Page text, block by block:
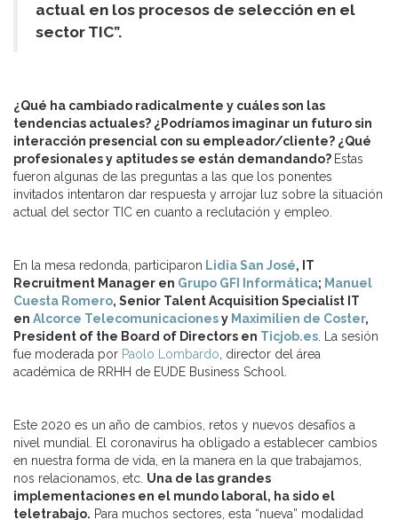
actual en los procesos de selección en el
sector TIC”.
¿Qué ha cambiado radicalmente y cuáles son las
tendencias actuales? ¿Podríamos imaginar un futuro sin
interacción presencial con su empleador/cliente? ¿Qué
profesionales y aptitudes se están demandando? Estas
fueron algunas de las preguntas a las que los ponentes
invitados intentaron dar respuesta y arrojar luz sobre la situación
actual del sector TIC en cuanto a reclutación y empleo.
En la mesa redonda, participaron Lidia San José, IT
Recruitment Manager en Grupo GFI Informática; Manuel
Cuesta Romero, Senior Talent Acquisition Specialist IT
en Alcorce Telecomunicacionesy Maximilien de Coster,
President of the Board of Directors en Ticjob.es . La sesión
fue moderada por Paolo Lombardo , director del área
académica de RRHH de EUDE Business School.
Este 2020 es un año de cambios, retos y nuevos desafíos a
nivel mundial. El coronavirus ha obligado a establecer cambios
en nuestra forma de vida, en la manera en la que trabajamos,
nos relacionamos, etc. Una de las grandes
implementaciones en el mundo laboral, ha sido el
teletrabajo. Para muchos sectores, esta “nueva” modalidad